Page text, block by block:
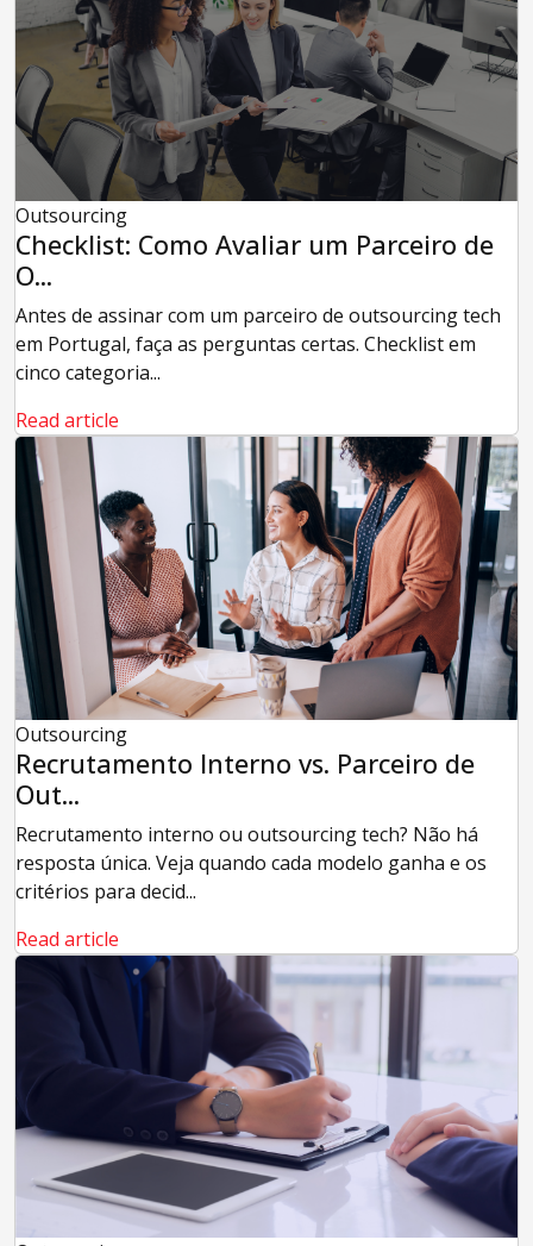
Outsourcing
Checklist: Como Avaliar um Parceiro de
O...
Antes de assinar com um parceiro de outsourcing tech
em Portugal, faça as perguntas certas. Checklist em
cinco categoria...
Read article
Outsourcing
Recrutamento Interno vs. Parceiro de
Out...
Recrutamento interno ou outsourcing tech? Não há
resposta única. Veja quando cada modelo ganha e os
critérios para decid...
Read article